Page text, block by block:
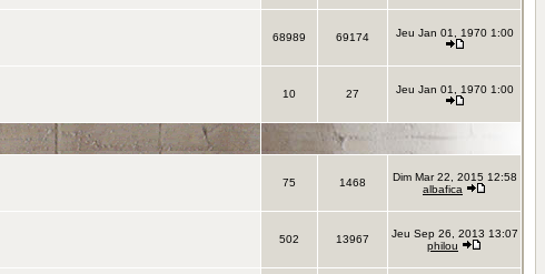
68989 69174 Jeu Jan 01, 1970 1:00
10 27 Jeu Jan 01, 1970 1:00
75 1468
Dim Mar 22, 2015 12:58
albafica
502 13967
Jeu Sep 26, 2013 13:07
philou